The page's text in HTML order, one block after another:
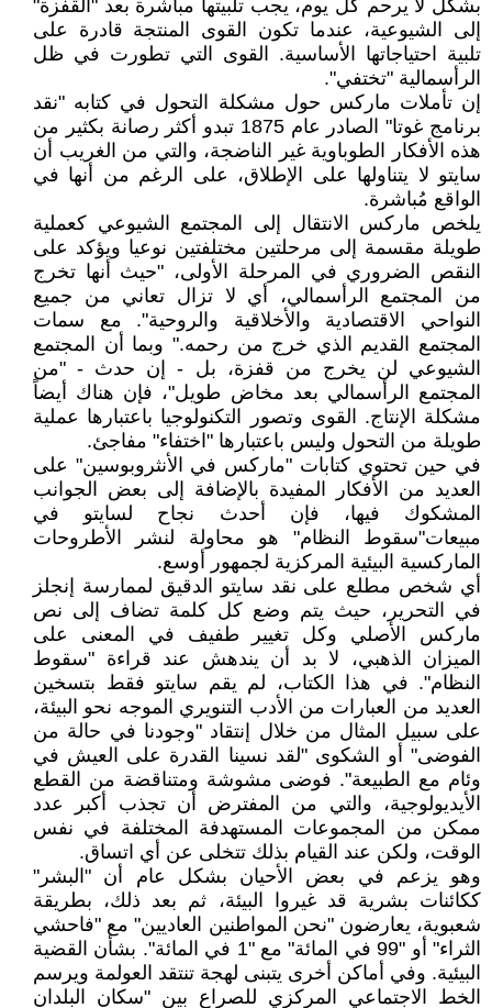
بشكل لا يرحم كل يوم، يجب تلبيتها مباشرة بعد "القفزة"
إلى الشيوعية، عندما تكون القوى المنتجة قادرة على
تلبية احتياجاتها الأساسية. القوى التي تطورت في ظل
الرأسمالية "تختفي".
إن تأملات ماركس حول مشكلة التحول في كتابه "نقد
برنامج غوتا" الصادر عام 1875 تبدو أكثر رصانة بكثير من
هذه الأفكار الطوباوية غير الناضجة، والتي من الغريب أن
سايتو لا يتناولها على الإطلاق، على الرغم من أنها في
الواقع مُباشرة.
يلخص ماركس الانتقال إلى المجتمع الشيوعي كعملية
طويلة مقسمة إلى مرحلتين مختلفتين نوعيا ويؤكد على
النقص الضروري في المرحلة الأولى، "حيث أنها تخرج
من المجتمع الرأسمالي، أي لا تزال تعاني من جميع
النواحي الاقتصادية والأخلاقية والروحية". مع سمات
المجتمع القديم الذي خرج من رحمه." وبما أن المجتمع
الشيوعي لن يخرج من قفزة، بل - إن حدث - "من
المجتمع الرأسمالي بعد مخاض طويل"، فإن هناك أيضاً
مشكلة الإنتاج. القوى وتصور التكنولوجيا باعتبارها عملية
طويلة من التحول وليس باعتبارها "اختفاء" مفاجئ.
في حين تحتوي كتابات "ماركس في الأنثروبوسين" على
العديد من الأفكار المفيدة بالإضافة إلى بعض الجوانب
المشكوك فيها، فإن أحدث نجاح لسايتو في
مبيعات"سقوط النظام" هو محاولة لنشر الأطروحات
الماركسية البيئية المركزية لجمهور أوسع.
أي شخص مطلع على نقد سايتو الدقيق لممارسة إنجلز
في التحرير، حيث يتم وضع كل كلمة تضاف إلى نص
ماركس الأصلي وكل تغيير طفيف في المعنى على
الميزان الذهبي، لا بد أن يندهش عند قراءة "سقوط
النظام". في هذا الكتاب، لم يقم سايتو فقط بتسخين
العديد من العبارات من الأدب التنويري الموجه نحو البيئة،
على سبيل المثال من خلال إنتقاد "وجودنا في حالة من
الفوضى" أو الشكوى "لقد نسينا القدرة على العيش في
وئام مع الطبيعة". فوضى مشوشة ومتناقضة من القطع
الأيديولوجية، والتي من المفترض أن تجذب أكبر عدد
ممكن من المجموعات المستهدفة المختلفة في نفس
الوقت، ولكن عند القيام بذلك تتخلى عن أي اتساق.
وهو يزعم في بعض الأحيان بشكل عام أن "البشر"
ككائنات بشرية قد غيروا البيئة، ثم بعد ذلك، بطريقة
شعبوية، يعارضون "نحن المواطنين العاديين" مع "فاحشي
الثراء" أو "99 في المائة" مع "1 في المائة". بشأن القضية
البيئية. وفي أماكن أخرى يتبنى لهجة تنتقد العولمة ويرسم
الخط الاجتماعي المركزي للصراع بين "سكان البلدان